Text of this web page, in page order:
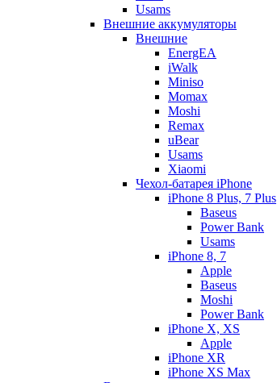
Usams
Внешние аккумуляторы
Внешние
EnergEA
iWalk
Miniso
Momax
Moshi
Remax
uBear
Usams
Xiaomi
Чехол-батарея iPhone
iPhone 8 Plus, 7 Plus
Baseus
Power Bank
Usams
iPhone 8, 7
Apple
Baseus
Moshi
Power Bank
iPhone X, XS
Apple
iPhone XR
iPhone XS Max